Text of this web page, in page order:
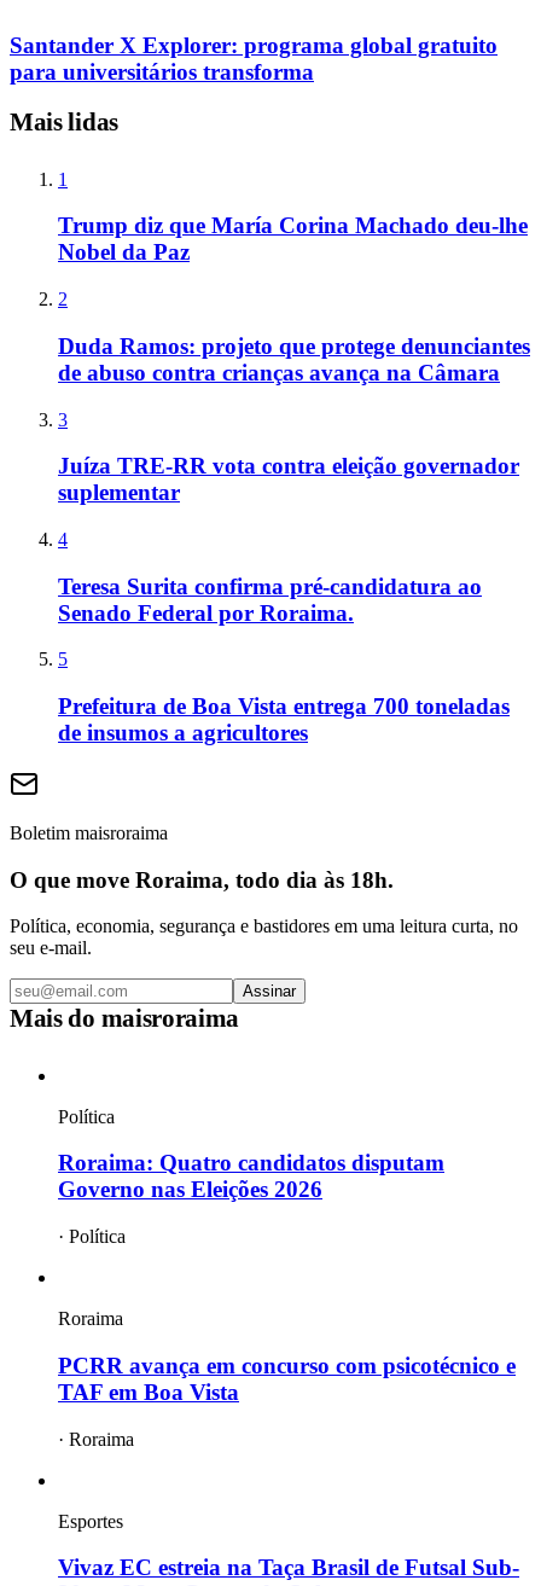
Santander X Explorer: programa global gratuito
para universitários transforma
Mais lidas
1
Trump diz que María Corina Machado deu-lhe
Nobel da Paz
2
Duda Ramos: projeto que protege denunciantes
de abuso contra crianças avança na Câmara
3
Juíza TRE-RR vota contra eleição governador
suplementar
4
Teresa Surita confirma pré-candidatura ao
Senado Federal por Roraima.
5
Prefeitura de Boa Vista entrega 700 toneladas
de insumos a agricultores
Boletim maisroraima
O que move Roraima, todo dia às 18h.
Política, economia, segurança e bastidores em uma leitura curta, no
seu e-mail.
Assinar
Mais do maisroraima
Política
Roraima: Quatro candidatos disputam
Governo nas Eleições 2026
· Política
Roraima
PCRR avança em concurso com psicotécnico e
TAF em Boa Vista
· Roraima
Esportes
Vivaz EC estreia na Taça Brasil de Futsal Sub-